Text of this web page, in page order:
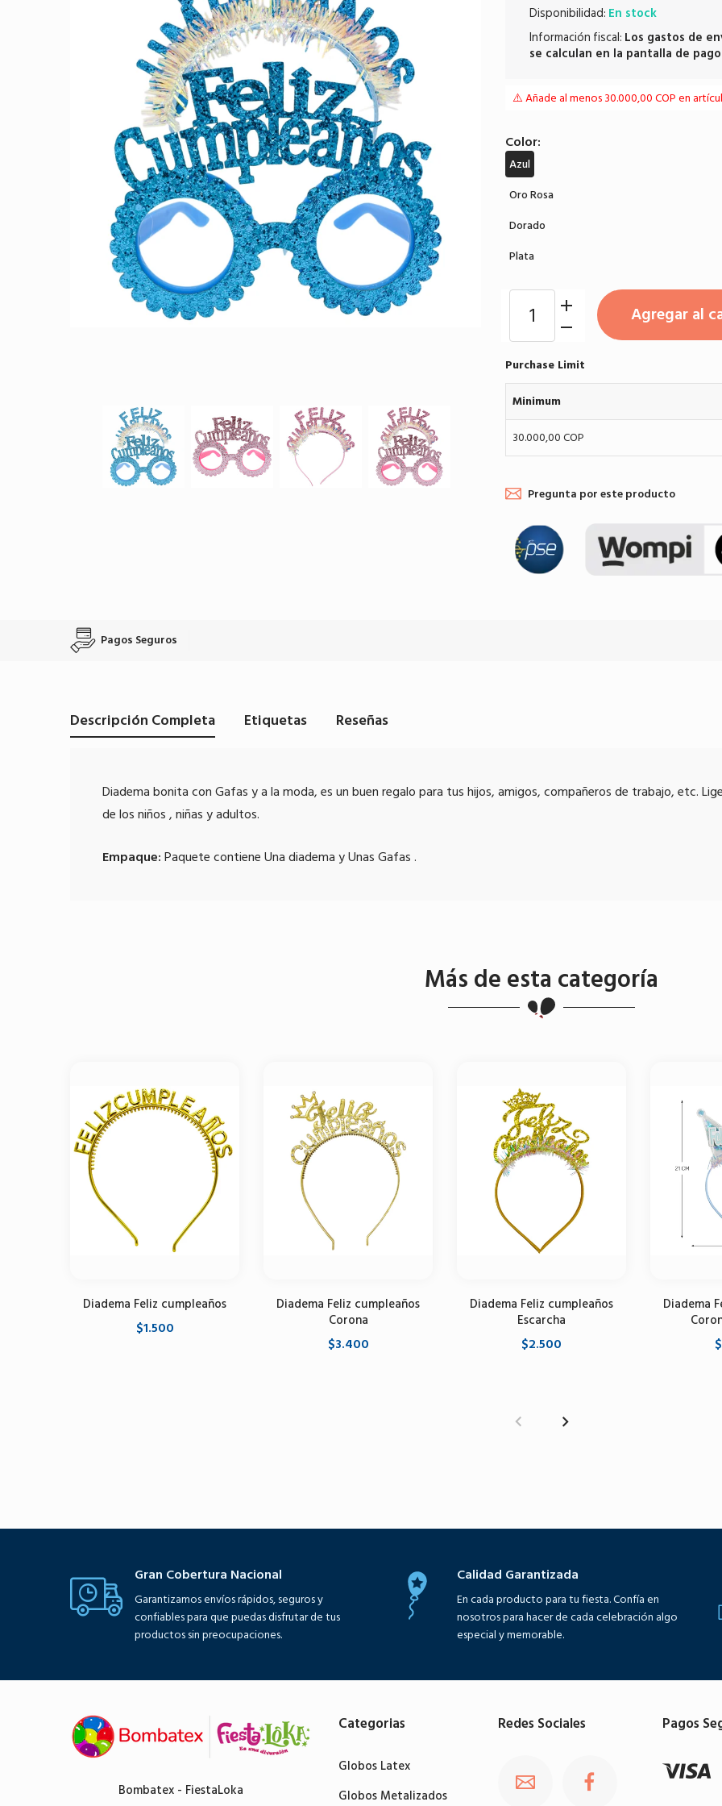
Disponibilidad: En stock
Información fiscal: Los gastos de
se calculan en la pantalla de
⚠️ Añade al menos 30.000,00 COP en
Color:
Azul
Oro Rosa
Dorado
Plata
Agregar al
Purchase Limit
Minimum
30.000,00 COP
Pregunta por este producto
Pagos Seguros
Descripción Completa Etiquetas Reseñas
Diadema bonita con Gafas y a la moda, es un buen regalo para tus hijos, amigos, compañeros de trabajo, etc.
de los niños , niñas y adultos.
Empaque:Paquete contiene Una diadema y Unas Gafas .
Más de esta categoría
Diadema Feliz cumpleaños
$1.500
Diadema Feliz cumpleaños
Corona
$3.400
Diadema Feliz cumpleaños
Escarcha
$2.500
Diadema
Gran Cobertura Nacional
Garantizamos envíos rápidos, seguros y
confiables para que puedas disfrutar de tus
productos sin preocupaciones.
Calidad Garantizada
En cada producto para tu fiesta. Confía en
nosotros para hacer de cada celebración algo
especial y memorable.
Bombatex - FiestaLoka
Categorias
Globos Latex
Globos Metalizados
Redes Sociales Pagos